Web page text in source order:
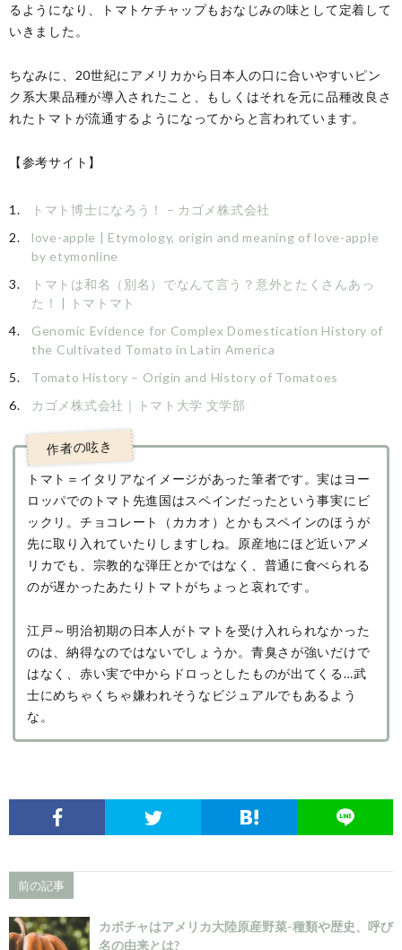
るようになり、トマトケチャップもおなじみの味として定着して
いきました。
ちなみに、20世紀にアメリカから日本人の口に合いやすいピン
ク系大果品種が導入されたこと、もしくはそれを元に品種改良さ
れたトマトが流通するようになってからと言われています。
【参考サイト】
トマト博士になろう！ – カゴメ株式会社
love-apple | Etymology, origin and meaning of love-apple
by etymonline
トマトは和名（別名）でなんて言う？意外とたくさんあっ
た！ | トマトマト
Genomic Evidence for Complex Domestication History of
the Cultivated Tomato in Latin America
Tomato History – Origin and History of Tomatoes
カゴメ株式会社｜トマト大学 文学部
トマト＝イタリアなイメージがあった筆者です。実はヨー
ロッパでのトマト先進国はスペインだったという事実にビ
ックリ。チョコレート（カカオ）とかもスペインのほうが
先に取り入れていたりしますしね。原産地にほど近いアメ
リカでも、宗教的な弾圧とかではなく、普通に食べられる
のが遅かったあたりトマトがちょっと哀れです。
江戸～明治初期の日本人がトマトを受け入れられなかった
のは、納得なのではないでしょうか。青臭さが強いだけで
はなく、赤い実で中からドロっとしたものが出てくる…武
士にめちゃくちゃ嫌われそうなビジュアルでもあるよう
な。
前の記事
カボチャはアメリカ大陸原産野菜-種類や歴史、呼び
名の由来とは?